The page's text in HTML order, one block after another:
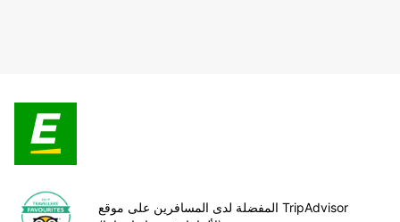
المفضلة لدى المسافرين على موقع TripAdvisor